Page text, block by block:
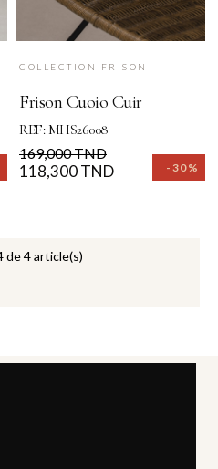
COLLECTION FRISON
Frison Cuoio Cuir
REF: MHS26008
-30%
Prix
de
169,000 TNDPrix
118,300 TND
de 4 article(s)